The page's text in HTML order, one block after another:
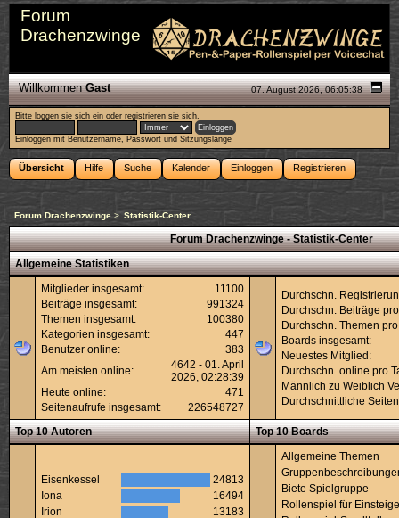
Forum
Drachenzwinge
07. August 2026, 06:05:38
WillkommenGast
Bitte loggen sie sich ein oderregistrieren sie sich.
Einloggen mit Benutzername, Passwort und Sitzungslänge
Übersicht Hilfe Suche Kalender Einloggen Registrieren
Forum Drachenzwinge > Statistik-Center
Forum Drachenzwinge - Statistik-Center
Allgemeine Statistiken
Mitglieder insgesamt:
11100
Beiträge insgesamt:
991324
Themen insgesamt:
100380
Kategorien insgesamt:
447
Benutzer online:
383
Am meisten online:
4642 - 01. April
2026, 02:28:39
Heute online:
471
Seitenaufrufe insgesamt:
226548727
Durchschn.
Durchschn. Beiträge
Durchschn. Themen
Boards insgesamt:
Neuestes Mitglied:
Durchschn. online pro
Männlich zu Weiblich
Durchschnittliche
Top 10 Autoren Top 10 Boards
Eisenkessel
24813
Iona
16494
Irion
13183
Allgemeine Themen
Biete Spielgruppe
Rollenspiel für